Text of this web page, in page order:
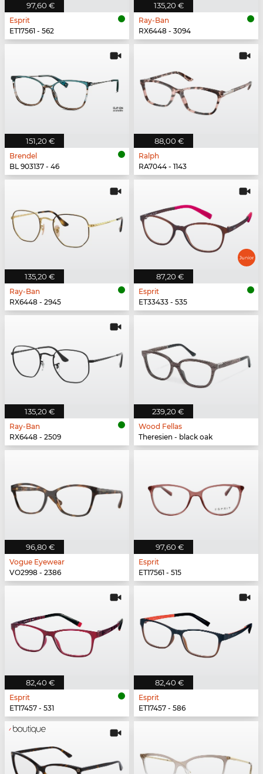
97,60 €
Esprit
ET17561 - 562
135,20 €
Ray-Ban
RX6448 - 3094
151,20 €
Brendel
BL 903137 - 46
88,00 €
Ralph
RA7044 - 1143
135,20 €
Ray-Ban
RX6448 - 2945
87,20 €
Esprit
ET33433 - 535
135,20 €
Ray-Ban
RX6448 - 2509
239,20 €
Wood Fellas
Theresien - black oak
96,80 €
Vogue Eyewear
VO2998 - 2386
97,60 €
Esprit
ET17561 - 515
82,40 €
Esprit
ET17457 - 531
82,40 €
Esprit
ET17457 - 586